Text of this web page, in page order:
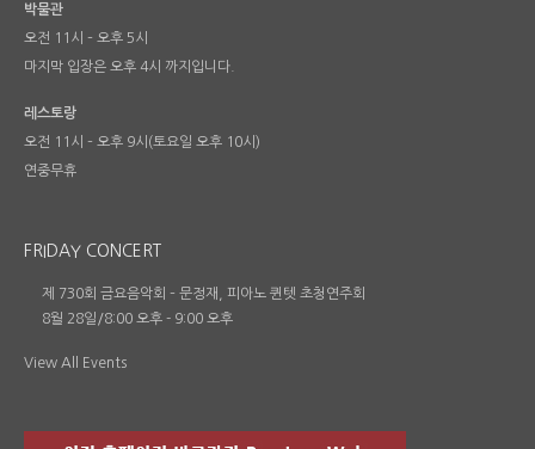
박물관
오전 11시 – 오후 5시
마지막 입장은 오후 4시 까지입니다.
레스토랑
오전 11시 – 오후 9시(토요일 오후 10시)
연중무휴
FRIDAY CONCERT
제 730회 금요음악회 – 문정재, 피아노 퀸텟 초청연주회
8월 28일/8:00 오후 - 9:00 오후
View All Events